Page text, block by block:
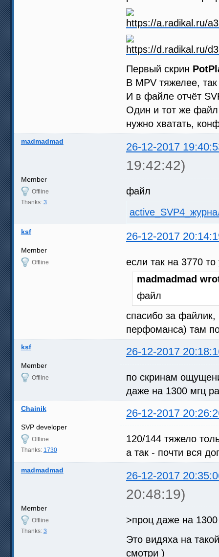
Первый скрин
В MPV тяжелее,
И в файле отчёт
Один и тот же файл
нужно хватать,
madmadmad 26-12-2017
19:42:42)
Member
Offline
Thanks: 3
файл
ksf 26-12-2017
Member
Offline
если так на 3770
madmadmad
файл
спасибо за файлик,
перфоманса) там
ksf 26-12-2017
Member
Offline
по скринам
даже на 1300 мгц
Chainik 26-12-2017
SVP developer
Offline
Thanks: 1730
120/144 тяжело
а так - почти вся
madmadmad 26-12-2017
20:48:19)
Member
Offline
Thanks: 3
>проц даже на 1300
Это видяха на
смотри )